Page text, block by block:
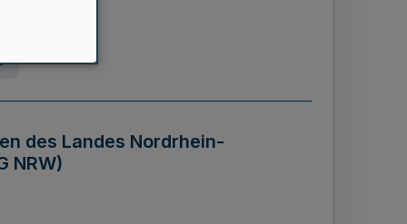
des Landes Nordrhein-
NRW)